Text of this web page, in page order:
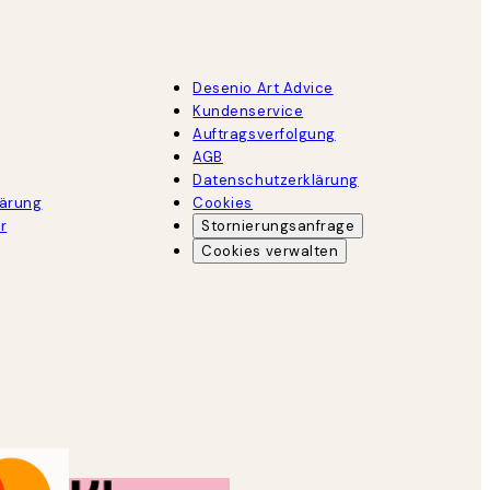
Desenio Art Advice
Kundenservice
Auftragsverfolgung
AGB
Datenschutzerklärung
Cookies
Stornierungsanfrage
Cookies verwalten